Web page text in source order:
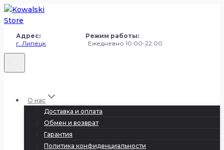
Перейти
к
Адрес: Режим работы:
г. Липецк Ежедневно 10:00-22:00
О нас
Доставка и оплата
Обмен и возврат
Гарантия
Политика конфиденциальности